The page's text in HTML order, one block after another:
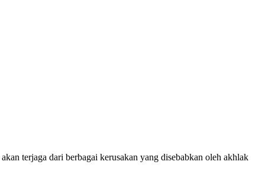
terjaga dari berbagai kerusakan yang disebabkan oleh akhlak